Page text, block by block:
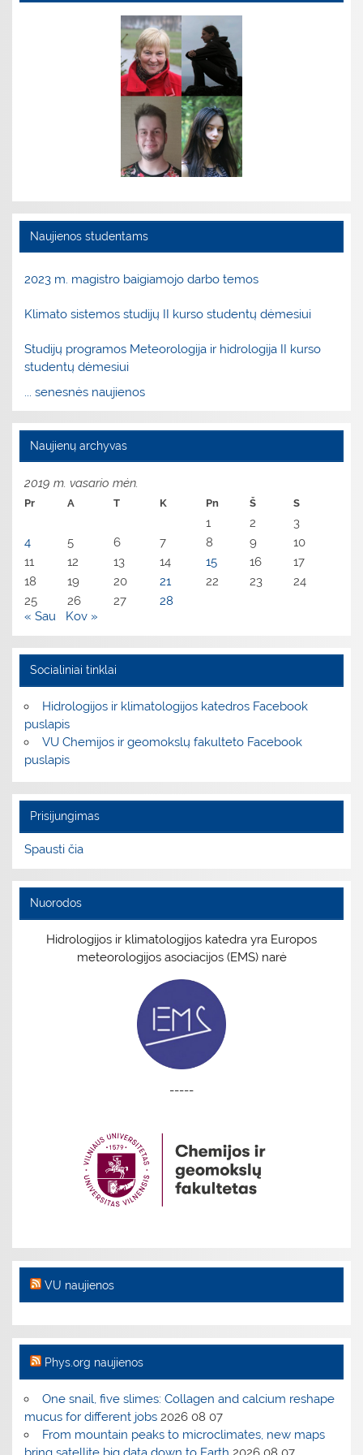
Naujienos studentams
2023 m. magistro baigiamojo darbo temos
Klimato sistemos studijų II kurso studentų dėmesiui
Studijų programos Meteorologija ir hidrologija II kurso
studentų dėmesiui
... senesnės naujienos
Naujienų archyvas
2019 m. vasario mėn.
Pr A T K Pn Š S
1 2
3
4
5 6 7 8 9
10
11
12 13 14 15 16
17
18
19 20 21 22 23
24
25
26 27
28
« Sau
Kov »
Socialiniai tinklai
Hidrologijos ir klimatologijos katedros Facebook
puslapis
VU Chemijos ir geomokslų fakulteto Facebook
puslapis
Prisijungimas
Spausti čia
Nuorodos
Hidrologijos ir klimatologijos katedra yra Europos
meteorologijos asociacijos (EMS) narė
-----
VU naujienos
Phys.org naujienos
One snail, five slimes: Collagen and calcium reshape
mucus for different jobs 2026 08 07
From mountain peaks to microclimates, new maps